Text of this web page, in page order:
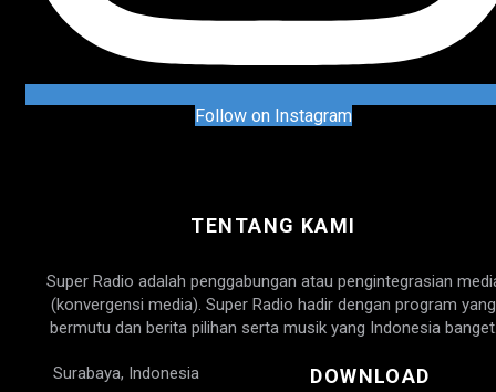
Follow on Instagram
TENTANG KAMI
Super Radio adalah penggabungan atau pengintegrasian
(konvergensi media). Super Radio hadir dengan program yang
bermutu dan berita pilihan serta musik yang Indonesia
Surabaya, Indonesia
DOWNLOAD